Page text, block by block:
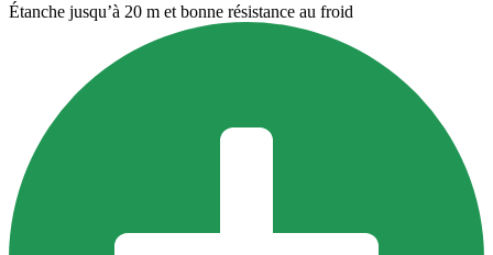
Étanche jusqu’à 20 m et bonne résistance au froid